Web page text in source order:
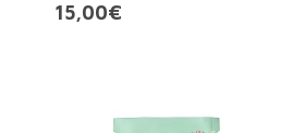
15,00€